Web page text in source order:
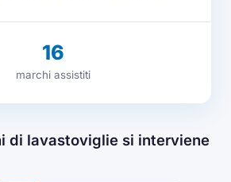
16
marchi assistiti
di lavastoviglie si interviene